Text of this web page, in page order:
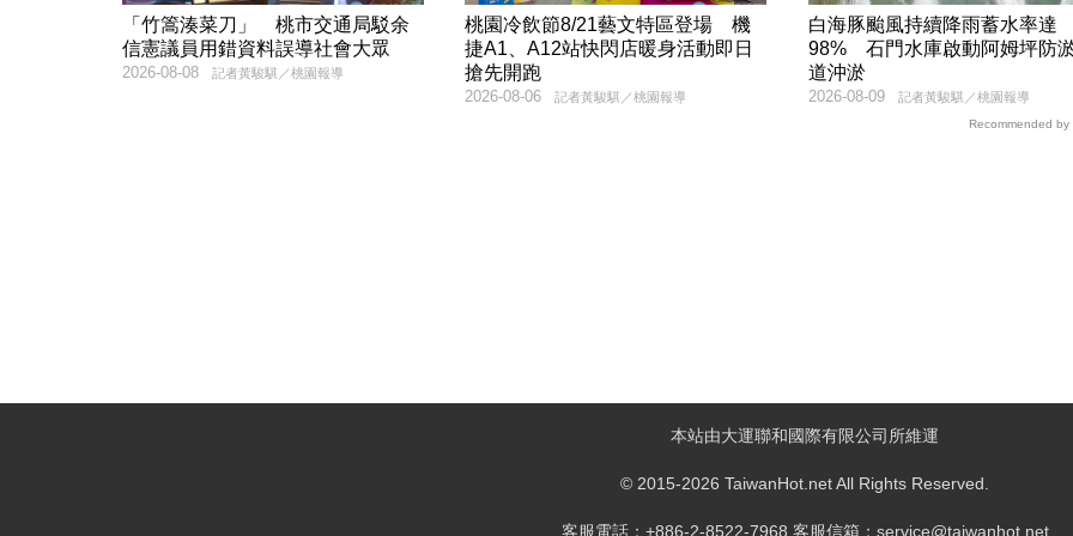
「竹篙湊菜刀」 桃市交通局駁余
信憲議員用錯資料誤導社會大眾
記者黃駿騏／桃園報導
2026-08-08
桃園冷飲節8/21藝文特區登場 機
捷A1、A12站快閃店暖身活動即日
搶先開跑
記者黃駿騏／桃園報導
2026-08-06
白海豚颱風持續降雨蓄水率達
98% 石門水庫啟動阿姆坪防
道沖淤
記者黃駿騏／桃園報導
2026-08-09
Recommended by
本站由大運聯和國際有限公司所維運
© 2015-2026 TaiwanHot.net All Rights Reserved.
客服電話：+886-2-8522-7968 客服信箱：service@taiwanhot.net